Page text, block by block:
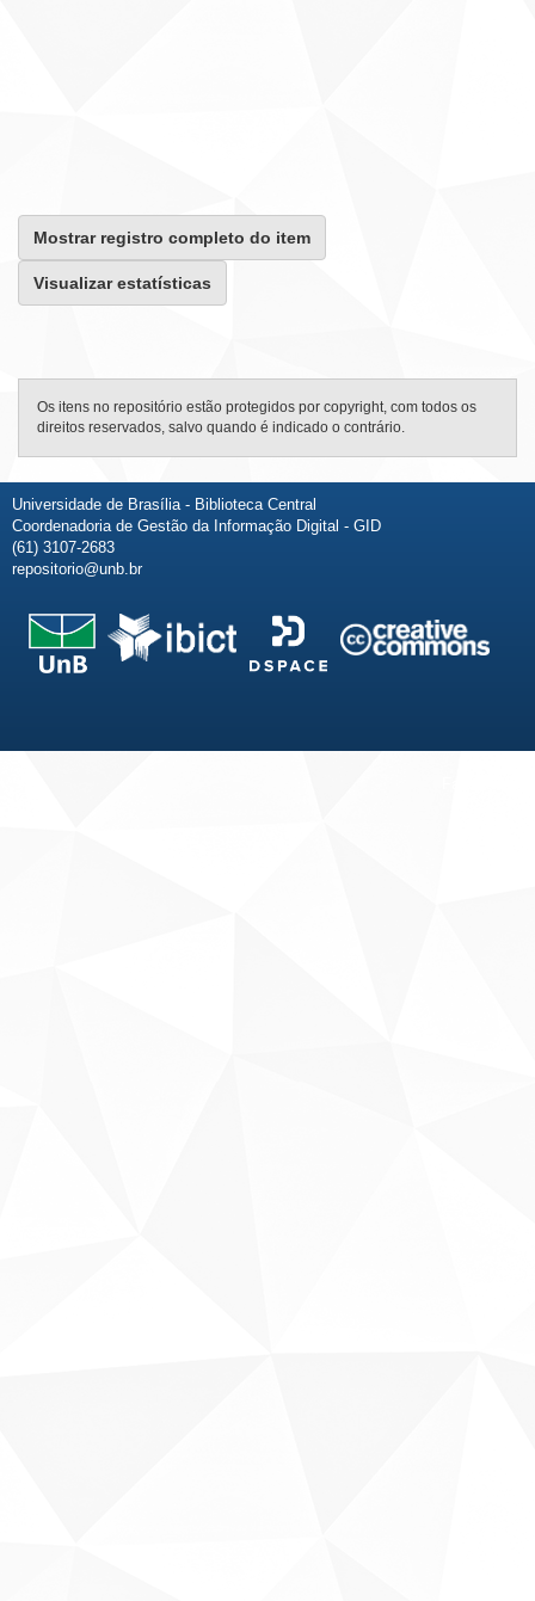
Mostrar registro completo do item
Visualizar estatísticas
Os itens no repositório estão protegidos por copyright, com todos os
direitos reservados, salvo quando é indicado o contrário.
Universidade de Brasília - Biblioteca Central
Coordenadoria de Gestão da Informação Digital - GID
(61) 3107-2683
repositorio@unb.br